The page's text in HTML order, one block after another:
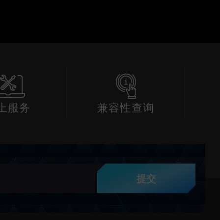
服务 兼容性查询
提交